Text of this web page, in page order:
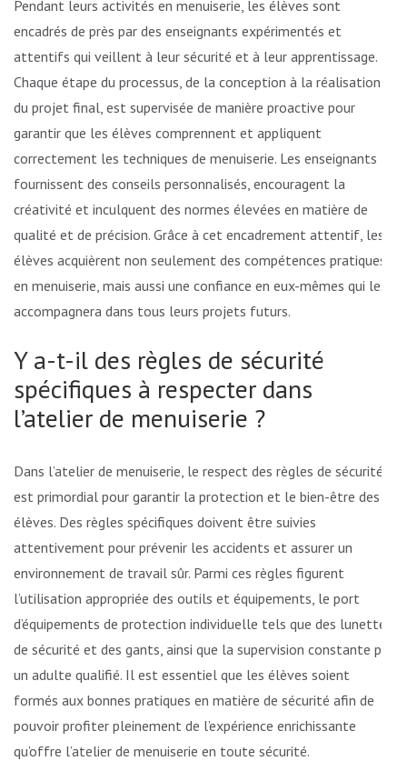
Pendant leurs activités en menuiserie, les élèves sont
encadrés de près par des enseignants expérimentés et
attentifs qui veillent à leur sécurité et à leur apprentissage.
Chaque étape du processus, de la conception à la réalisation
du projet final, est supervisée de manière proactive pour
garantir que les élèves comprennent et appliquent
correctement les techniques de menuiserie. Les enseignants
fournissent des conseils personnalisés, encouragent la
créativité et inculquent des normes élevées en matière de
qualité et de précision. Grâce à cet encadrement attentif, les
élèves acquièrent non seulement des compétences pratiques
en menuiserie, mais aussi une confiance en eux-mêmes qui les
accompagnera dans tous leurs projets futurs.
Y a-t-il des règles de sécurité
spécifiques à respecter dans
l’atelier de menuiserie ?
Dans l’atelier de menuiserie, le respect des règles de sécurité
est primordial pour garantir la protection et le bien-être des
élèves. Des règles spécifiques doivent être suivies
attentivement pour prévenir les accidents et assurer un
environnement de travail sûr. Parmi ces règles figurent
l’utilisation appropriée des outils et équipements, le port
d’équipements de protection individuelle tels que des lunettes
de sécurité et des gants, ainsi que la supervision constante par
un adulte qualifié. Il est essentiel que les élèves soient
formés aux bonnes pratiques en matière de sécurité afin de
pouvoir profiter pleinement de l’expérience enrichissante
qu’offre l’atelier de menuiserie en toute sécurité.